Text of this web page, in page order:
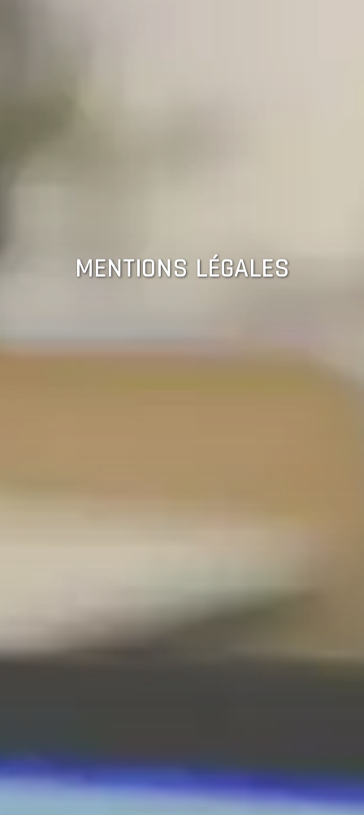
MENTIONS LÉGALES